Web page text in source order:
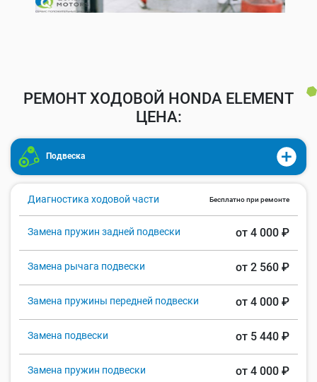
РЕМОНТ ХОДОВОЙ HONDA ELEMENT
ЦЕНА:
Подвеска
Диагностика ходовой части Бесплатно при ремонте
Замена пружин задней подвески от 4 000 ₽
Замена рычага подвески от 2 560 ₽
Замена пружины передней подвески от 4 000 ₽
Замена подвески от 5 440 ₽
Замена пружин подвески от 4 000 ₽